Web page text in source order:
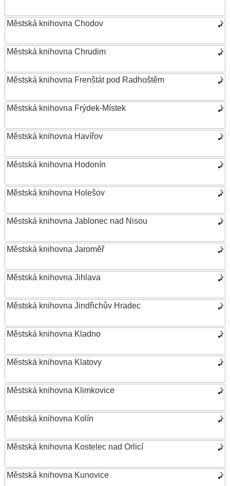
Městská knihovna Chodov
Městská knihovna Chrudim
Městská knihovna Frenštát pod Radhoštěm
Městská knihovna Frýdek-Místek
Městská knihovna Havířov
Městská knihovna Hodonín
Městská knihovna Holešov
Městská knihovna Jablonec nad Nisou
Městská knihovna Jaroměř
Městská knihovna Jihlava
Městská knihovna Jindřichův Hradec
Městská knihovna Kladno
Městská knihovna Klatovy
Městská knihovna Klimkovice
Městská knihovna Kolín
Městská knihovna Kostelec nad Orlicí
Městská knihovna Kunovice